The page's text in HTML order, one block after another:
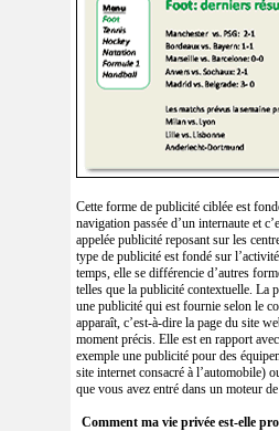
Cette forme de publicité ciblée est
navigation passée d’un internaute et
appelée publicité reposant sur les
type de publicité est fondé sur
temps, elle se différencie d’autres
telles que la publicité contextuelle. La
une publicité qui est fournie selon le
apparaît, c’est-à-dire la page du site
moment précis. Elle est en rapport
exemple une publicité pour des
site internet consacré à l’automobile)
que vous avez entré dans un moteur
Comment ma vie privée est-elle